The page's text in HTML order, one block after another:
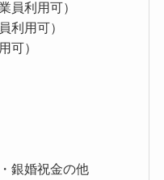
員利用可）
利用可）
可）
銀婚祝金の他